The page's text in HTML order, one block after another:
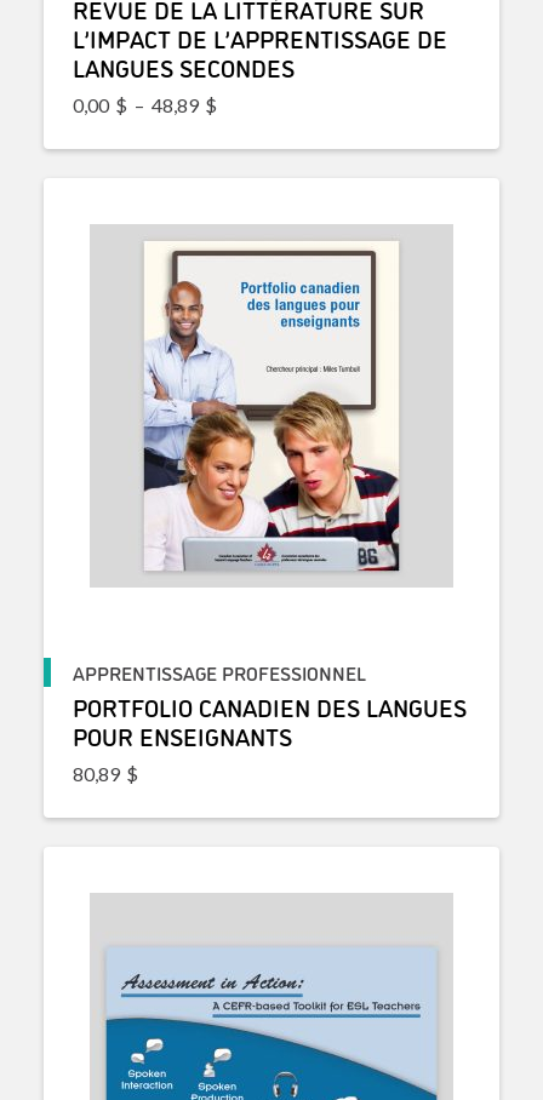
REVUE DE LA LITTÉRATURE SUR
L’IMPACT DE L’APPRENTISSAGE DE
LANGUES SECONDES
0,00 $ – 48,89 $
APPRENTISSAGE PROFESSIONNEL
PORTFOLIO CANADIEN DES LANGUES
POUR ENSEIGNANTS
80,89 $